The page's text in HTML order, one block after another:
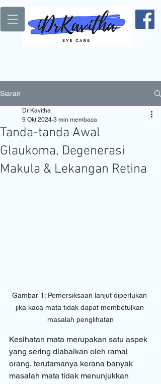
Siaran
Tanda-tanda Awal
Glaukoma, Degenerasi
Makula & Lekangan Retina
Dr Kavitha
9 Okt 2024 3 min membaca
Gambar 1: Pemersiksaan lanjut diperlukan
jika kaca mata tidak dapat membetulkan
masalah penglihatan
Kesihatan mata merupakan satu aspek
yang sering diabaikan oleh ramai
orang, terutamanya kerana banyak
masalah mata tidak menunjukkan